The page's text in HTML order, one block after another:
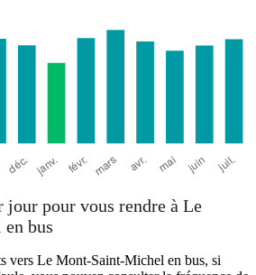
pour vous rendre à Le
bus
vers Le Mont-Saint-Michel en bus, si